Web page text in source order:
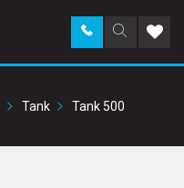
Поиск
по
Заказать
звонок в
Tank Tank 500